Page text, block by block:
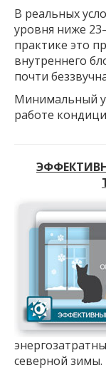
В реальных
уровня ниже
практике это
внутреннего
почти
Минимальный
работе
северной зимы.